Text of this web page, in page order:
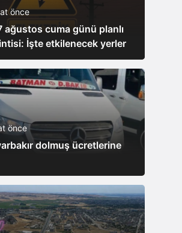
önce
ağustos cuma günü planlı
İşte etkilenecek yerler
önce
dolmuş ücretlerine